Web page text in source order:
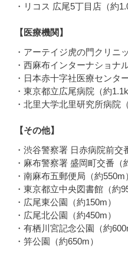
・リコス 広尾5丁目店（約
【医療機関】
・アーテイジ虎の門クリニ
・西麻布インターナショナ
・日本赤十字社医療センタ
・東京都立広尾病院（約
・北里大学北里研究所病院
【その他】
・渋谷警察署 日赤病院前交
・麻布警察署 盛岡町交番（
・南麻布五郵便局（約550m
・東京都立中央図書館（約
・広尾東公園（約150m）
・広尾北公園（約450m）
・有栖川宮記念公園（約
・笄公園（約650m）